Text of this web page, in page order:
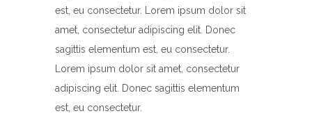
est, eu consectetur. Lorem ipsum dolor sit
amet, consectetur adipiscing elit. Donec
sagittis elementum est, eu consectetur.
Lorem ipsum dolor sit amet, consectetur
adipiscing elit. Donec sagittis elementum
est, eu consectetur.